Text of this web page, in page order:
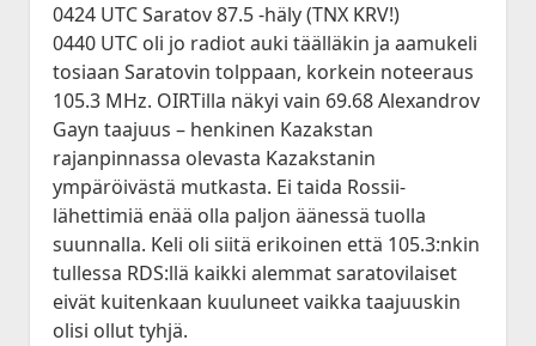
0424 UTC Saratov 87.5 -häly (TNX KRV!)
0440 UTC oli jo radiot auki täälläkin ja aamukeli
tosiaan Saratovin tolppaan, korkein noteeraus
105.3 MHz. OIRTilla näkyi vain 69.68 Alexandrov
Gayn taajuus – henkinen Kazakstan
rajanpinnassa olevasta Kazakstanin
ympäröivästä mutkasta. Ei taida Rossii-
lähettimiä enää olla paljon äänessä tuolla
suunnalla. Keli oli siitä erikoinen että 105.3:nkin
tullessa RDS:llä kaikki alemmat saratovilaiset
eivät kuitenkaan kuuluneet vaikka taajuuskin
olisi ollut tyhjä.